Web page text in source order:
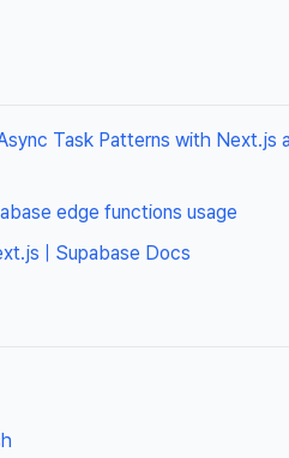
Task Patterns with Next.js
edge functions usage
| Supabase Docs